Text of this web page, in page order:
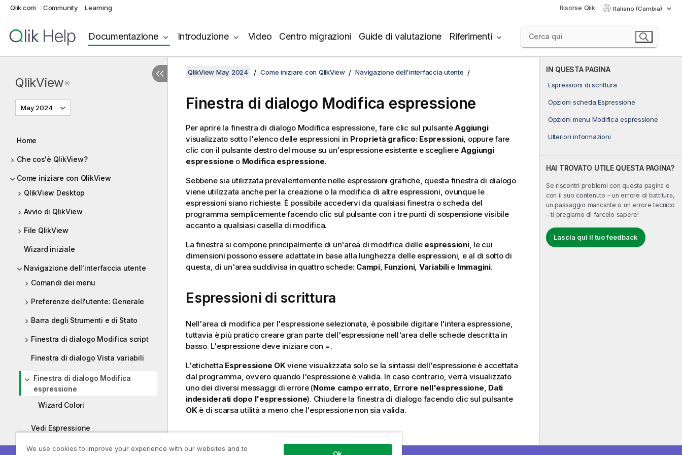
Qlik.com Community Learning Risorse Qlik Italiano (Cambia)
Documentazione Introduzione Video Centro migrazioni Guide di valutazione Riferimenti
QlikView ®
May 2024
Home
Che cos'è QlikView?
Come iniziare con QlikView
QlikView Desktop
Avvio di QlikView
File QlikView
Wizard iniziale
Navigazione dell'interfaccia utente
Comandi dei menu
Preferenze dell'utente: Generale
Barra degli Strumenti e di Stato
Finestra di dialogo Modifica script
Finestra di dialogo Vista variabili
Finestra di dialogo Modifica
espressione
Wizard Colori
Vedi Espressione
Pannello Oggetti Server
IN QUESTA PAGINA
Espressioni di scrittura
Opzioni scheda Espressione
Opzioni menu Modifica espressione
Ulteriori informazioni
HAI TROVATO UTILE QUESTA PAGINA?
Se riscontri problemi con questa pagina o
con il suo contenuto – un errore di battitura,
un passaggio mancante o un errore tecnico
– ti pregiamo di farcelo sapere!
Lascia qui il tuo feedback
QlikView May 2024 Come iniziare con QlikView Navigazione dell'interfaccia utente
Finestra di dialogo Modifica espressione
Per aprire la finestra di dialogo Modifica espressione, fare clic sul pulsanteAggiungi
visualizzato sotto l'elenco delle espressioni in Proprietà grafico: Espressioni, oppure fare
clic con il pulsante destro del mouse su un'espressione esistente e scegliere Aggiungi
espressione o Modifica espressione.
Sebbene sia utilizzata prevalentemente nelle espressioni grafiche, questa finestra di dialogo
viene utilizzata anche per la creazione o la modifica di altre espressioni, ovunque le
espressioni siano richieste. È possibile accedervi da qualsiasi finestra o scheda del
programma semplicemente facendo clic sul pulsante con i tre punti di sospensione visibile
accanto a qualsiasi casella di modifica.
La finestra si compone principalmente di un'area di modifica delle espressioni, le cui
dimensioni possono essere adattate in base alla lunghezza delle espressioni, e al di sotto di
questa, di un'area suddivisa in quattro schede: Campi, Funzioni, Variabilie Immagini.
Espressioni di scrittura
Nell'area di modifica per l'espressione selezionata, è possibile digitare l'intera espressione,
tuttavia è più pratico creare gran parte dell'espressione nell'area delle schede descritta in
basso. L'espressione deve iniziare con =.
L'etichetta Espressione OK viene visualizzata solo se la sintassi dell'espressione è accettata
dal programma, ovvero quando l'espressione è valida. In caso contrario, verrà visualizzato
uno dei diversi messaggi di errore (Nome campo errato Errore nell'espressione Dati
indesiderati dopo l'espressione). Chiudere la finestra di dialogo facendo clic sul pulsante
OK è di scarsa utilità a meno che l'espressione non sia valida.
Opzioni scheda Espressione
We use cookies to improve your experience with our websites and to